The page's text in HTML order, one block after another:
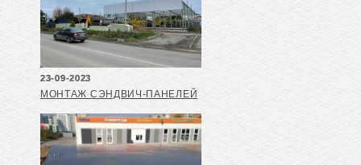
23-09-2023
МОНТАЖ СЭНДВИЧ-ПАНЕЛЕЙ